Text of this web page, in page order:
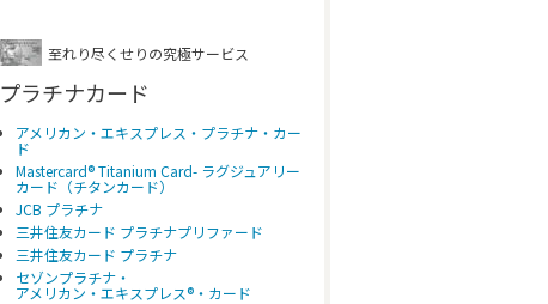
至れり尽くせりの究極サービス
プラチナカード
アメリカン・エキスプレス・プラチナ・カー
ド
Mastercard® Titanium Card- ラグジュアリー
カード（チタンカード）
JCB プラチナ
三井住友カード プラチナプリファード
三井住友カード プラチナ
セゾンプラチナ・
アメリカン・エキスプレス®・カード